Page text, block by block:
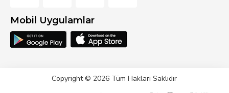
Mobil Uygulamlar
Copyright © 2026 Tüm Hakları Saklıdır